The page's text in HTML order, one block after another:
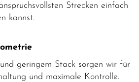
Strecken einfach
kannst.
geringem Stack sorgen wir für
und maximale Kontrolle.